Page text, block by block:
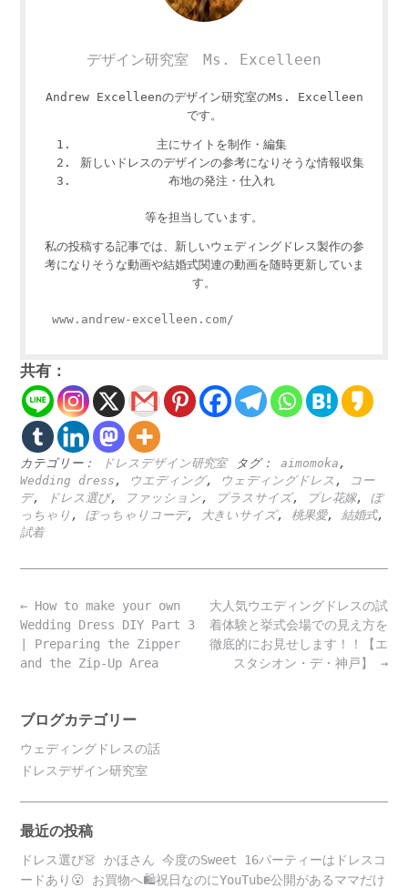
デザイン研究室 Ms. Excelleen
Andrew Excelleenのデザイン研究室のMs. Excelleen
です。
主にサイトを制作・編集
新しいドレスのデザインの参考になりそうな情報収集
布地の発注・仕入れ
等を担当しています。
私の投稿する記事では、新しいウェディングドレス製作の参
考になりそうな動画や結婚式関連の動画を随時更新していま
す。
www.andrew-excelleen.com/
共有：
カテゴリー： ドレスデザイン研究室 タグ： aimomoka ,
Wedding dress , ウエディング, ウェディングドレス ,
コー
デ, ドレス選び, ファッション, プラスサイズ, プレ花嫁, ぽ
っちゃり , ぽっちゃりコーデ, 大きいサイズ, 桃果愛, 結婚式,
試着
Post
navigation
大人気ウエディングドレスの試
着体験と挙式会場での見え方を
徹底的にお見せします！！【エ
スタシオン・デ・神戸】 →
← How to make your own
Wedding Dress DIY Part 3
| Preparing the Zipper
and the Zip-Up Area
ブログカテゴリー
ウェディングドレスの話
ドレスデザイン研究室
最近の投稿
ドレス選び👗 かほさん 今度のSweet 16パーティーはドレスコ
ードあり😮 お買物へ🛍️祝日なのにYouTube公開があるママだけ